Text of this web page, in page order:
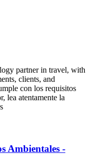
partner in travel, with
clients, and
con los requisitos
lea atentamente la
Ambientales -